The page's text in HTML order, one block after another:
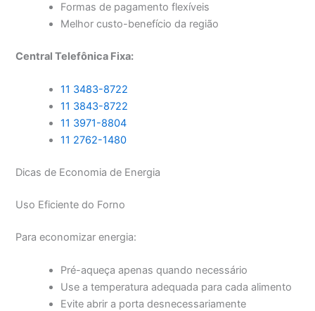
Formas de pagamento flexíveis
Melhor custo-benefício da região
Central Telefônica Fixa:
11 3483-8722
11 3843-8722
11 3971-8804
11 2762-1480
Dicas de Economia de Energia
Uso Eficiente do Forno
Para economizar energia:
Pré-aqueça apenas quando necessário
Use a temperatura adequada para cada alimento
Evite abrir a porta desnecessariamente